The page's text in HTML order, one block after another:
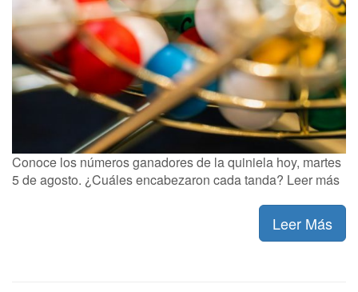
Conoce los números ganadores de la quiniela hoy, martes
5 de agosto. ¿Cuáles encabezaron cada tanda? Leer más
Leer Más